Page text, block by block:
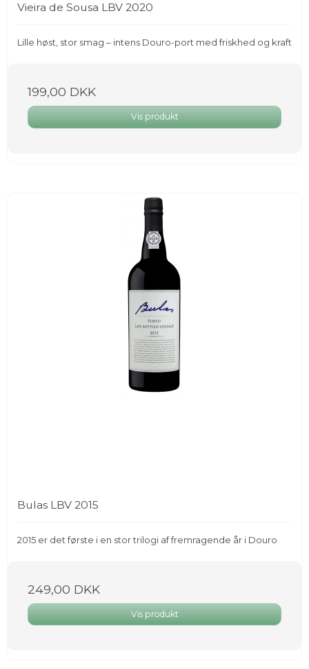
Vieira de Sousa LBV 2020
Lille høst, stor smag – intens Douro-port med friskhed og kraft
199,00 DKK
Vis produkt
Bulas LBV 2015
2015 er det første i en stor trilogi af fremragende år i Douro
249,00 DKK
Vis produkt